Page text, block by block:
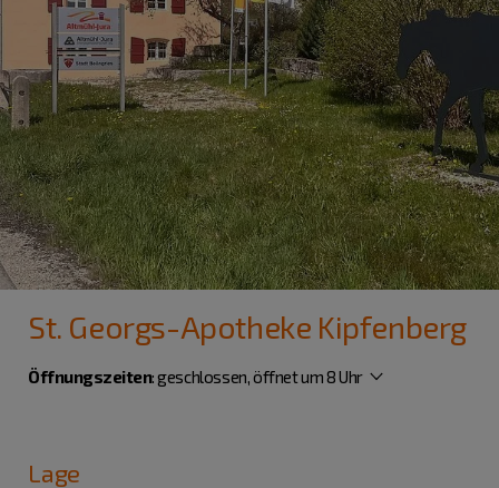
St. Georgs-Apotheke Kipfenberg
Öffnungszeiten:geschlossen, öffnet um 8 Uhr
Lage